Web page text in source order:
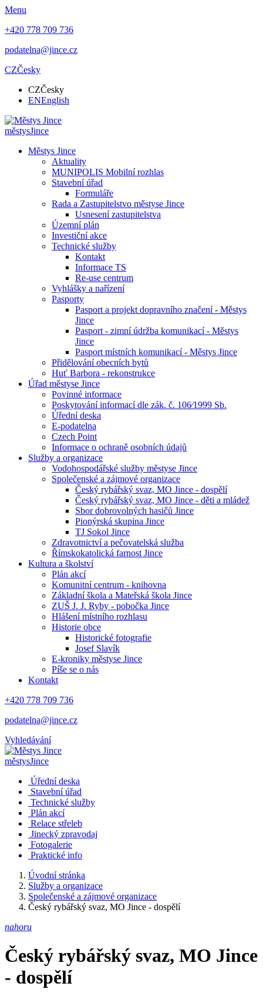
Menu
+420 778 709 736
podatelna@jince.cz
CZČesky
CZČesky
ENEnglish
městysJince
Městys Jince
Aktuality
MUNIPOLIS Mobilní rozhlas
Stavební úřad
Formuláře
Rada a Zastupitelstvo městyse Jince
Usnesení zastupitelstva
Územní plán
Investiční akce
Technické služby
Kontakt
Informace TS
Re-use centrum
Vyhlášky a nařízení
Pasporty
Pasport a projekt dopravního značení - Městys
Jince
Pasport - zimní údržba komunikací - Městys
Jince
Pasport místních komunikací - Městys Jince
Přidělování obecních bytů
Huť Barbora - rekonstrukce
Úřad městyse Jince
Povinné informace
Poskytování informací dle zák. č. 106⁄1999 Sb.
Úřední deska
E-podatelna
Czech Point
Informace o ochraně osobních údajů
Služby a organizace
Vodohospodářské služby městyse Jince
Společenské a zájmové organizace
Český rybářský svaz, MO Jince - dospělí
Český rybářský svaz, MO Jince - děti a mládež
Sbor dobrovolných hasičů Jince
Pionýrská skupina Jince
TJ Sokol Jince
Zdravotnictví a pečovatelská služba
Římskokatolická farnost Jince
Kultura a školství
Plán akcí
Komunitní centrum - knihovna
Základní škola a Mateřská škola Jince
ZUŠ J. J. Ryby - pobočka Jince
Hlášení místního rozhlasu
Historie obce
Historické fotografie
Josef Slavík
E-kroniky městyse Jince
Píše se o nás
Kontakt
+420 778 709 736
podatelna@jince.cz
Vyhledávání
městysJince
Úřední deska
Stavební úřad
Technické služby
Plán akcí
Relace střeleb
Jinecký zpravodaj
Fotogalerie
Praktické info
Úvodní stránka
Služby a organizace
Společenské a zájmové organizace
Český rybářský svaz, MO Jince - dospělí
nahoru
Český rybářský svaz, MO Jince
- dospělí